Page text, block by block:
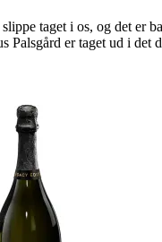
taget i os, og det er
Palsgård er taget ud i